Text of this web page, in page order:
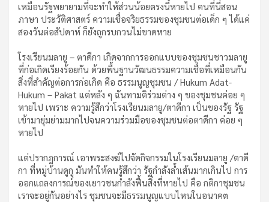
เหมือนรัฐพยายามที่จะทำให้ส่วนน้อยตรงนี้หายไป คนที่นี่สอน
ภาษา ประวัติศาสตร์ ความเชื่อจริยธรรมของชุมชนต่อเด็ก ๆ ได้แค่
สองวันต่อสัปดาห์ ก็ยังถูกรบกวนไม่ขาดหาย
โรงเรียนมลายู – ตาดีกา เกิดจากการออกแบบของชุมชนชาวมลายู
ที่ก่อเกิดเรียงร้อยกัน ด้วยพื้นฐานวัฒนธรรมความเชื่อที่เหมือนกัน
สิ่งที่สำคัญต่อการก่อเกิด คือ ธรรมนูญชุมชน / Hukum Adat-
Hukum – Pakat แต่หลัง ๆ ฉันทามติร่วมต่าง ๆ ของชุมชนค่อย ๆ
หายไป เพราะ ความรู้สึกว่าโรงเรียนมลายู/ตาดีกา เป็นของรัฐ รัฐ
เข้ามายุ่มย่ามมากไปจนความร่วมมือของชุมชนต่อตาดีกา ค่อย ๆ
หายไป
แต่ปรากฎการณ์ เอาพระสงฆ์ไปจัดกิจกรรมในโรงเรียนมลายู /ตาดี
กา ที่หมู่บ้านดูกู มันทำให้คนรู้สึกว่า รัฐกำลังล้ำเส้นมากเกินไป การ
ออกแถลงการณ์ของเยาวชนกำลังฟื้นสิ่งที่หายไป คือ กติกาชุมชน
เราจะอยู่กันอย่างไร ชุมชนจะมีธรรมนูญแบบไหนในอนาคต